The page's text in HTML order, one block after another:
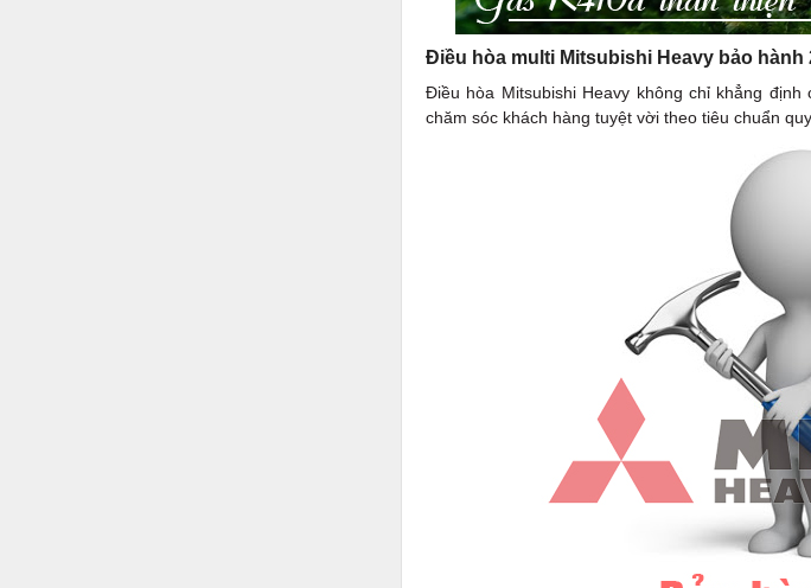
Điều hòa multi Mitsubishi Heavy bảo hành
Điều hòa Mitsubishi Heavy không chỉ khẳng
chăm sóc khách hàng tuyệt vời theo tiêu chuẩn